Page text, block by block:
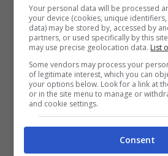
Serve un calciatore che
affiancare Bremer .Gatti e
dando buone risposte tutto
da fare i conti anche con i
una rosa di alternative alle
adeguate. Può, per questo
attualità un nome molto
parlando di
Your personal data will be processed
your device (cookies, unique
data) may be stored by, accessed by
partners, or used specifically by this
may use precise geolocation data. List
Some vendors may process your
of legitimate interest, which you can
your options below. Look for a link at
or in the site menu to manage or
and cookie settings.
Consent